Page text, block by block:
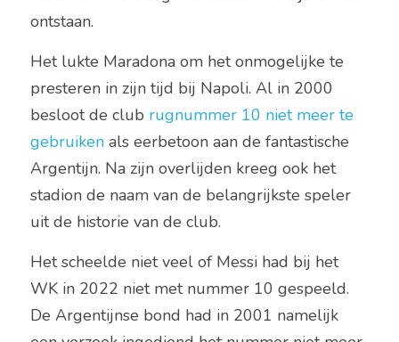
ontstaan.
Het lukte Maradona om het onmogelijke te
presteren in zijn tijd bij Napoli. Al in 2000
besloot de club rugnummer 10 niet meer te
gebruiken als eerbetoon aan de fantastische
Argentijn. Na zijn overlijden kreeg ook het
stadion de naam van de belangrijkste speler
uit de historie van de club.
Het scheelde niet veel of Messi had bij het
WK in 2022 niet met nummer 10 gespeeld.
De Argentijnse bond had in 2001 namelijk